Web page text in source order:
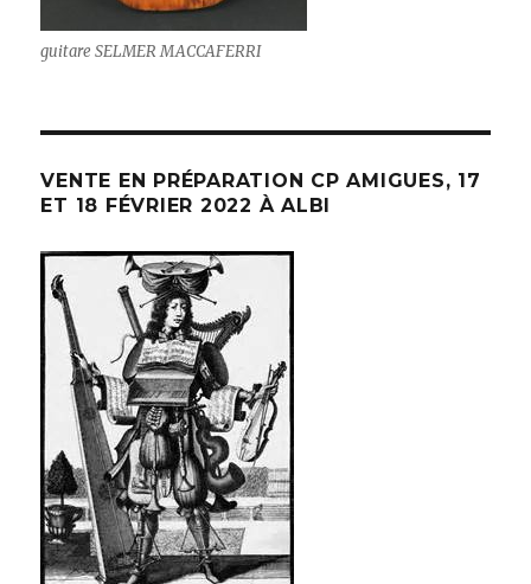
guitare SELMER MACCAFERRI
VENTE EN PRÉPARATION CP AMIGUES, 17
ET 18 FÉVRIER 2022 À ALBI